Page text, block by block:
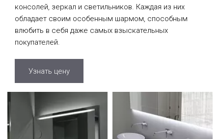
консолей, зеркал и светильников. Каждая из них
обладает своим особенным шармом, способным
влюбить в себя даже самых взыскательных
покупателей.
Узнать цену